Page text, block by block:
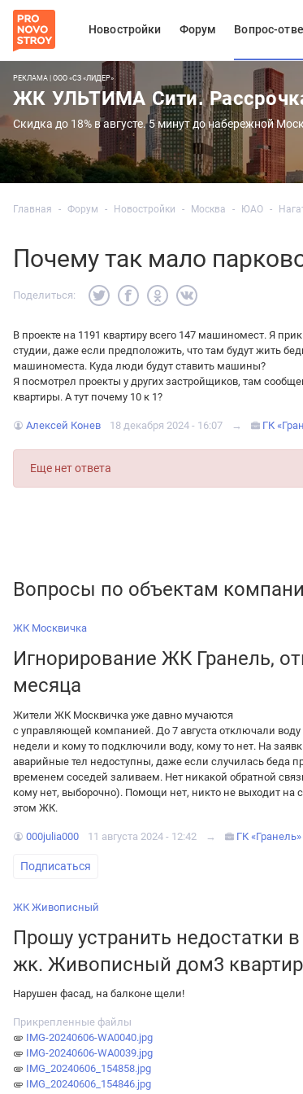
Новостройки Форум Вопрос-
РЕКЛАМА | ООО «СЗ «ЛИДЕР»
ЖК УЛЬТИМА Сити.
Скидка до 18% в августе. 5 минут до набережной
Главная Форум Новостройки Москва ЮАО
Почему так мало
Поделиться:
В проекте на 1191 квартиру всего 147 машиномест. Я
студии, даже если предположить, что там будут жить
машиноместа. Куда люди будут ставить машины?
Я посмотрел проекты у других застройщиков, там
квартиры. А тут почему 10 к 1?
Алексей Конев 18 декабря 2024 - 16:07 → ГК
Еще нет ответа
Вопросы по объектам
ЖК Москвичка
Игнорирование ЖК Гранель,
месяца
Жители ЖК Москвичка уже давно мучаются
с управляющей компанией. До 7 августа отключали
недели и кому то подключили воду, кому то нет. На
аварийные тел недоступны, даже если случилась беда
временем соседей заливаем. Нет никакой обратной
кому нет, выборочно). Помощи нет, никто не выходит на
этом ЖК.
000julia000 11 августа 2024 - 12:42 → ГК «Гранель»
Подписаться
ЖК Живописный
Прошу устранить недостатки
жк. Живописный дом3
Нарушен фасад, на балконе щели!
Прикрепленные файлы
IMG-20240606-WA0040.jpg
IMG-20240606-WA0039.jpg
IMG_20240606_154858.jpg
IMG_20240606_154846.jpg